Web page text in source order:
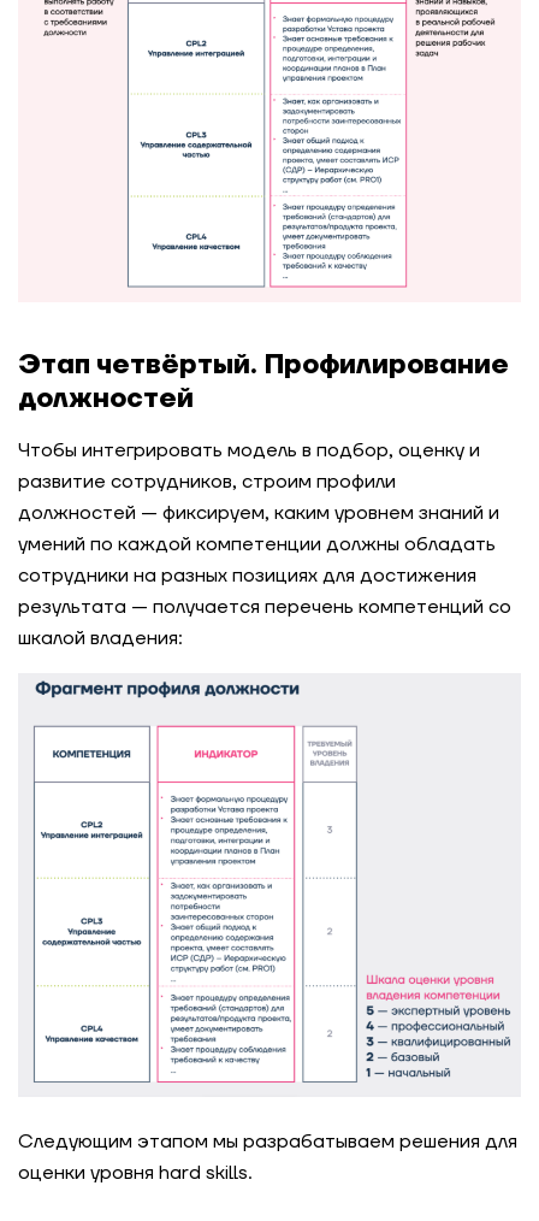
Этап четвёртый. Профилирование
должностей
Чтобы интегрировать модель в подбор, оценку и
развитие сотрудников, строим профили
должностей — фиксируем, каким уровнем знаний и
умений по каждой компетенции должны обладать
сотрудники на разных позициях для достижения
результата — получается перечень компетенций со
шкалой владения:
Следующим этапом мы разрабатываем решения для
оценки уровня hard skills.